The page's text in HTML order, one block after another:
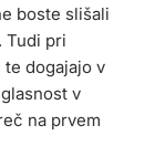
boste slišali
Tudi pri
dogajajo v
v
na prvem